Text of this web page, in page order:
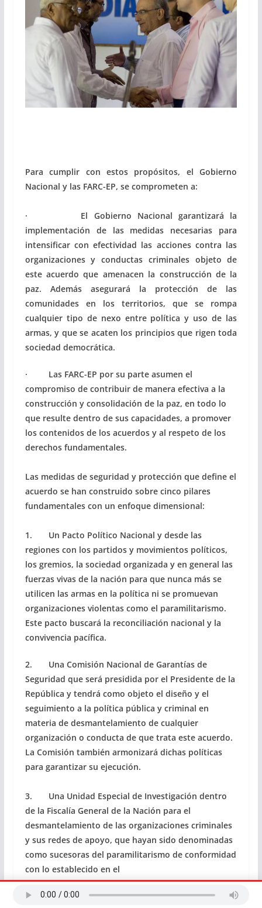
Para cumplir con estos propósitos, el Gobierno
Nacional y las FARC-EP, se comprometen a:
· El Gobierno Nacional garantizará la
implementación de las medidas necesarias para
intensificar con efectividad las acciones contra las
organizaciones y conductas criminales objeto de
este acuerdo que amenacen la construcción de la
paz. Además asegurará la protección de las
comunidades en los territorios, que se rompa
cualquier tipo de nexo entre política y uso de las
armas, y que se acaten los principios que rigen toda
sociedad democrática.
· Las FARC-EP por su parte asumen el
compromiso de contribuir de manera efectiva a la
construcción y consolidación de la paz, en todo lo
que resulte dentro de sus capacidades, a promover
los contenidos de los acuerdos y al respeto de los
derechos fundamentales.
Las medidas de seguridad y protección que define el
acuerdo se han construido sobre cinco pilares
fundamentales con un enfoque dimensional:
1. Un Pacto Político Nacional y desde las
regiones con los partidos y movimientos políticos,
los gremios, la sociedad organizada y en general las
fuerzas vivas de la nación para que nunca más se
utilicen las armas en la política ni se promuevan
organizaciones violentas como el paramilitarismo.
Este pacto buscará la reconciliación nacional y la
convivencia pacífica.
2. Una Comisión Nacional de Garantías de
Seguridad que será presidida por el Presidente de la
República y tendrá como objeto el diseño y el
seguimiento a la política pública y criminal en
materia de desmantelamiento de cualquier
organización o conducta de que trata este acuerdo.
La Comisión también armonizará dichas políticas
para garantizar su ejecución.
3. Una Unidad Especial de Investigación dentro
de la Fiscalía General de la Nación para el
desmantelamiento de las organizaciones criminales
y sus redes de apoyo, que hayan sido denominadas
como sucesoras del paramilitarismo de conformidad
con lo establecido en el
[12:42, 23/6/2016] +57 317 7803387: numeral 74 del
acuerdo sobre la Jurisdicción Especial para la Paz.